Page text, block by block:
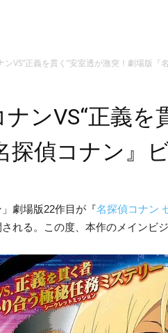
ンVS“正義を貫く”安室透が激突！劇場版
ナンVS“正義を
探偵コナン』
劇場版22作目が『名探偵コナン
れる。この度、本作のメインビ